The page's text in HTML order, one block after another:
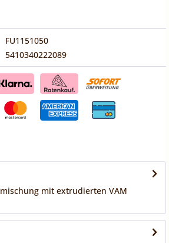
FU1151050
5410340222089
mit extrudierten VAM